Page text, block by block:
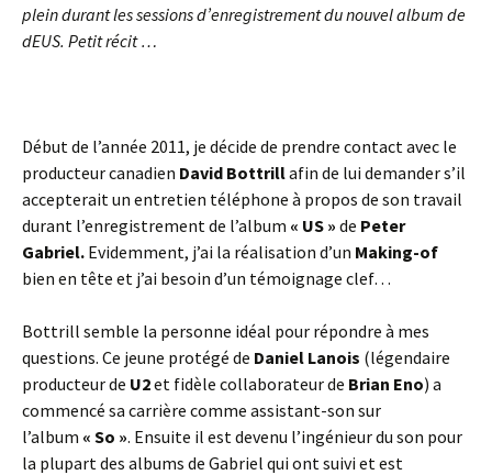
plein durant les sessions d’enregistrement du nouvel album de
dEUS. Petit récit …
Début de l’année 2011, je décide de prendre contact avec le
producteur canadien David Bottrillafin de lui demander s’il
accepterait un entretien téléphone à propos de son travail
durant l’enregistrement de l’album « US » de Peter
Gabriel. Evidemment, j’ai la réalisation d’un Making-of
bien en tête et j’ai besoin d’un témoignage clef…
Bottrill semble la personne idéal pour répondre à mes
questions. Ce jeune protégé de Daniel Lanois (légendaire
producteur de U2et fidèle collaborateur de Brian Eno) a
commencé sa carrière comme assistant-son sur
l’album « So ». Ensuite il est devenu l’ingénieur du son pour
la plupart des albums de Gabriel qui ont suivi et est